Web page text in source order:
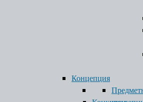
Концепция